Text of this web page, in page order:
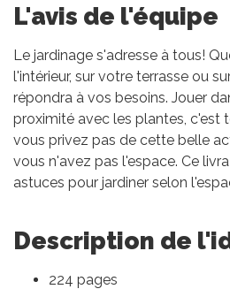
L'avis de l'équipe
Le jardinage s'adresse à tous!
l'intérieur, sur votre terrasse ou
répondra à vos besoins. Jouer
proximité avec les plantes, c'est
vous privez pas de cette belle
vous n'avez pas l'espace. Ce
astuces pour jardiner selon
Description de
224 pages